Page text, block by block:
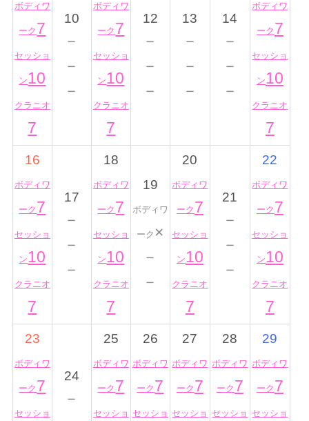
ボディワ
ーク 7
セッショ
ン10
クラニオ
7
10
－
－
－
ボディワ
ーク 7
セッショ
ン10
クラニオ
7
12
－
－
－
13
－
－
－
14
－
－
－
ボディワ
ーク 7
セッショ
ン10
クラニオ
7
16
ボディワ
ーク 7
セッショ
ン10
クラニオ
7
17
－
－
－
18
ボディワ
ーク 7
セッショ
ン10
クラニオ
7
19
ボディワ
ーク ×
－
－
20
ボディワ
ーク 7
セッショ
ン10
クラニオ
7
21
－
－
－
22
ボディワ
ーク 7
セッショ
ン10
クラニオ
7
23
ボディワ
ーク 7
セッショ
24
－
25
ボディワ
ーク 7
セッショ
26
ボディワ
ーク 7
セッショ
27
ボディワ
ーク 7
セッショ
28
ボディワ
ーク 7
セッショ
29
ボディワ
ーク 7
セッショ